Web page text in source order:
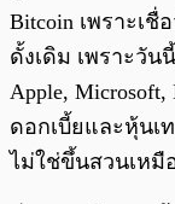
Bitcoin เพราะเ
ดั้งเดิม เพราะวั
Apple,
ดอกเบี้ยและหุ้นเ
ไม่ใช่ขึ้นสวนเหมื